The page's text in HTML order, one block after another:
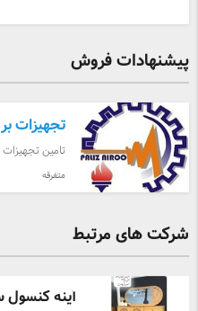
پیشنهادات فروش
تجهیزات
تامین
متفرقه
شرکت های مرتبط
آینه